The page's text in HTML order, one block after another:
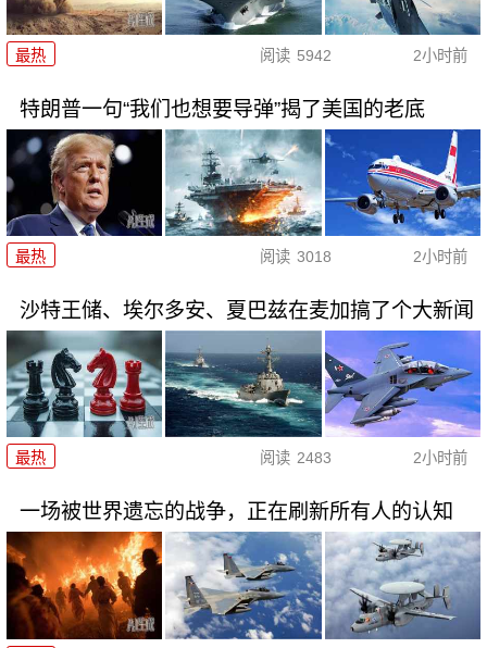
最热 阅读 5942 2小时前
特朗普一句“我们也想要导弹”揭了美国的老底
最热 阅读 3018 2小时前
沙特王储、埃尔多安、夏巴兹在麦加搞了个大新闻
最热 阅读 2483 2小时前
一场被世界遗忘的战争，正在刷新所有人的认知